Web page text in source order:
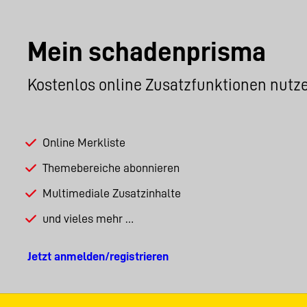
Mein schadenprisma
Kostenlos online Zusatzfunktionen
Online Merkliste
Themebereiche abonnieren
Multimediale Zusatzinhalte
und vieles mehr …
Jetzt anmelden/registrieren